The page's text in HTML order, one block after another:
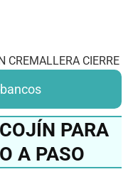
CREMALLERA CIERRE
PARA
A PASO